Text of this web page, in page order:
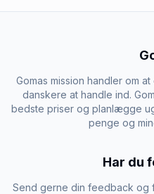
Gomas mission handler om
danskere at handle ind.
bedste priser og planlægge
penge og
Har du
Send gerne din feedback og